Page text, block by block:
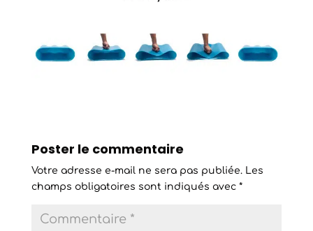
Poster le commentaire
Votre adresse e-mail ne sera pas publiée. Les
champs obligatoires sont indiqués avec *